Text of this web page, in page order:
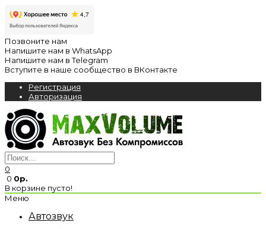
Позвоните нам
Напишите нам в WhatsApp
Напишите нам в Telegram
Вступите в наше сообщество в ВКонтакте
Регистрация
Авторизация
0
0 0р.
В корзине пусто!
Меню
Автозвук